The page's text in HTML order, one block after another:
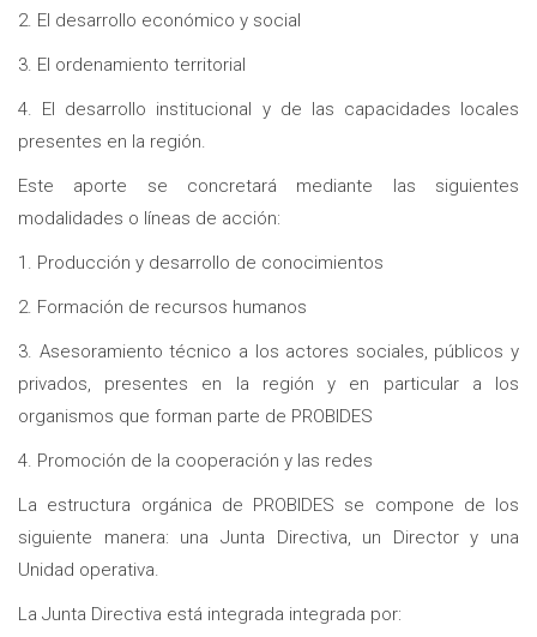
2. El desarrollo económico y social
3. El ordenamiento territorial
4. El desarrollo institucional y de las capacidades locales
presentes en la región.
Este aporte se concretará mediante las siguientes
modalidades o líneas de acción:
1. Producción y desarrollo de conocimientos
2. Formación de recursos humanos
3. Asesoramiento técnico a los actores sociales, públicos y
privados, presentes en la región y en particular a los
organismos que forman parte de PROBIDES
4. Promoción de la cooperación y las redes
La estructura orgánica de PROBIDES se compone de los
siguiente manera: una Junta Directiva, un Director y una
Unidad operativa.
La Junta Directiva está integrada integrada por: